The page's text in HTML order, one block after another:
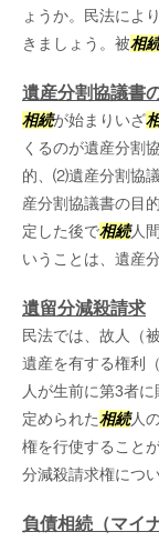
ょうか。民法によ
きましょう。被相
遺産分割協議書
相続が始まりいざ
くるのが遺産分割
的、⑵遺産分割協
産分割協議書の目
定した後で相続人
いうことは、遺産
遺留分減殺請求
民法では、故人（被
遺産を有する権利（
人が生前に第3者
定められた相続人
権を行使すること
分減殺請求権につい
負債相続（マイ